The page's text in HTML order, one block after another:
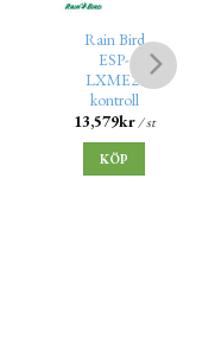
Rain Bird
ESP-
LXME2-
kontroll
13,579kr/ st
KÖP